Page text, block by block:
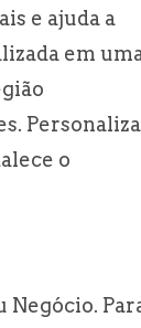
e ajuda a
em
o
Negócio.